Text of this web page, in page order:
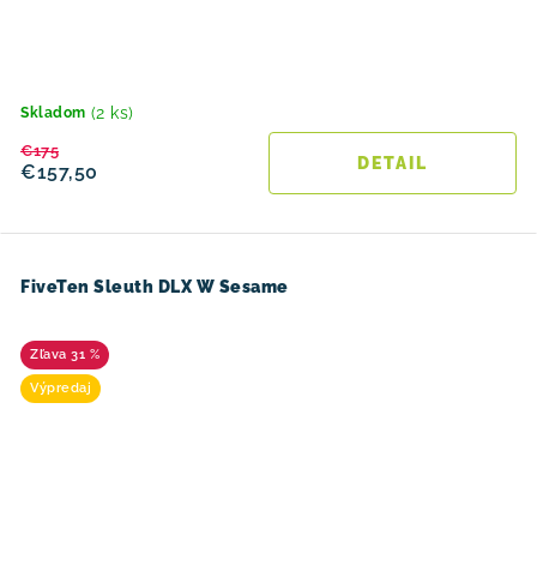
Skladom (2 ks)
€157,50
€175
DETAIL
FiveTen Sleuth DLX W Sesame
31 %
Výpredaj